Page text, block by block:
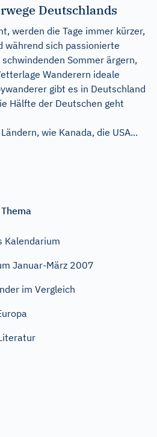
Deutschlands
werden die Tage immer kürzer,
während sich passionierte
Sommer ärgern,
Wanderern ideale
gibt es in Deutschland
Hälfte der Deutschen geht
wie Kanada, die USA...
Kalendarium
Januar-März 2007
im Vergleich